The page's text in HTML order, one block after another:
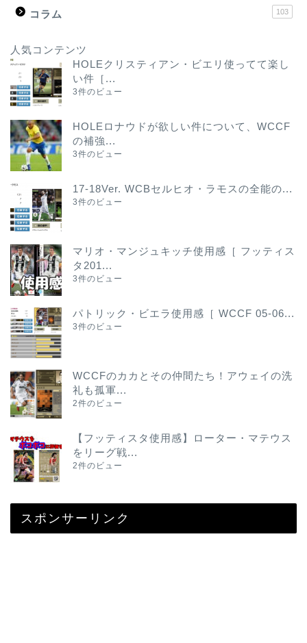
コラム 103
人気コンテンツ
HOLEクリスティアン・ビエリ使ってて楽し
い件［...
3件のビュー
HOLEロナウドが欲しい件について、WCCF
の補強...
3件のビュー
17-18Ver. WCBセルヒオ・ラモスの全能の...
3件のビュー
マリオ・マンジュキッチ使用感［ フッティス
タ201...
3件のビュー
パトリック・ビエラ使用感［ WCCF 05-06...
3件のビュー
WCCFのカカとその仲間たち！アウェイの洗
礼も孤軍...
2件のビュー
【フッティスタ使用感】ローター・マテウス
をリーグ戦...
2件のビュー
スポンサーリンク